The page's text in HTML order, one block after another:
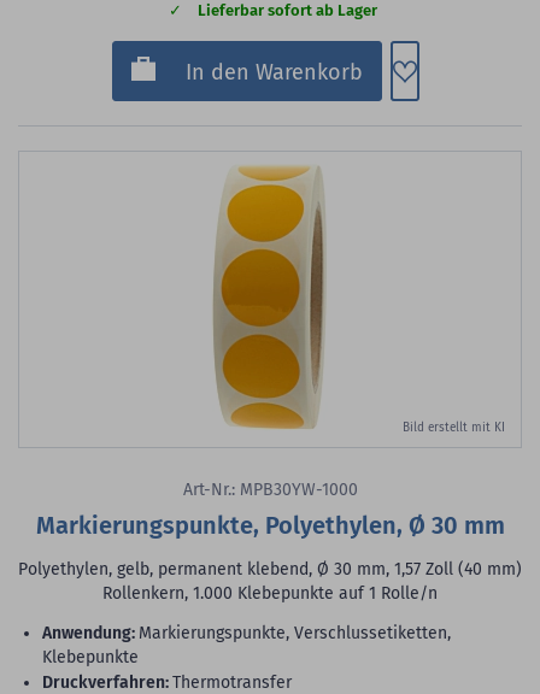
Lieferbar sofort ab Lager
In den Warenkorb Zum
Bild erstellt mit KI
Art-Nr.: MPB30YW-1000
Markierungspunkte, Polyethylen, Ø 30 mm
Polyethylen, gelb, permanent klebend, Ø 30 mm, 1,57 Zoll (40 mm)
Rollenkern, 1.000 Klebepunkte auf 1 Rolle/n
Anwendung: Markierungspunkte, Verschlussetiketten,
Klebepunkte
Druckverfahren:Thermotransfer